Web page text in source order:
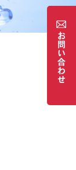
お
問
い
合
わ
せ